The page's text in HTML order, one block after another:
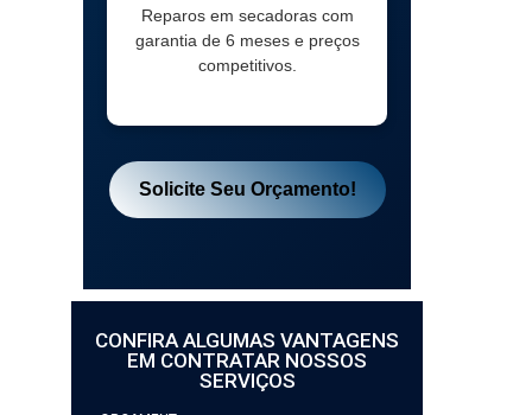
Reparos em secadoras com
garantia de 6 meses e preços
competitivos.
Solicite Seu Orçamento!
CONFIRA ALGUMAS VANTAGENS
EM CONTRATAR NOSSOS
SERVIÇOS